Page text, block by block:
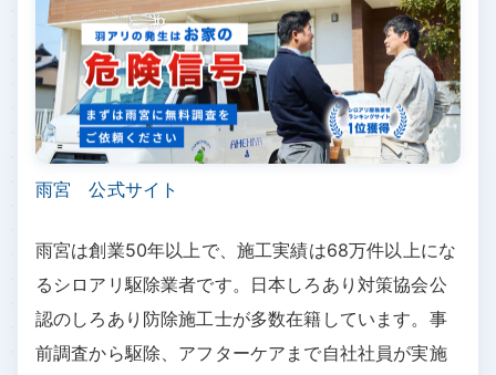
雨宮 公式サイト
雨宮は創業50年以上で、施工実績は68万件以上にな
るシロアリ駆除業者です。日本しろあり対策協会公
認のしろあり防除施工士が多数在籍しています。事
前調査から駆除、アフターケアまで自社社員が実施